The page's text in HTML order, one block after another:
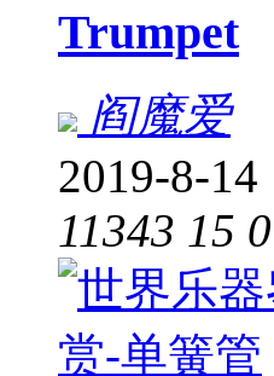
Trumpet
阎魔爱
2019-8-14
11343 15 0